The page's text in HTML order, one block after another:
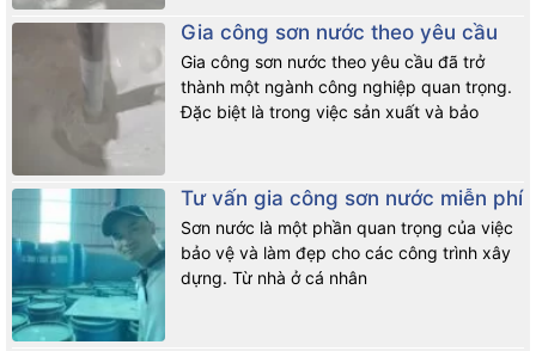
Gia công sơn nước theo yêu cầu
Gia công sơn nước theo yêu cầu đã trở
thành một ngành công nghiệp quan trọng.
Đặc biệt là trong việc sản xuất và bảo
Tư vấn gia công sơn nước miễn phí
Sơn nước là một phần quan trọng của việc
bảo vệ và làm đẹp cho các công trình xây
dựng. Từ nhà ở cá nhân